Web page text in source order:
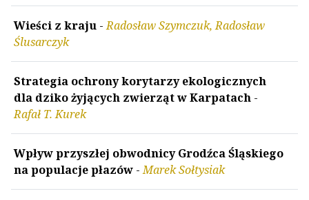
Wieści z kraju -Radosław Szymczuk, Radosław
Ślusarczyk
Strategia ochrony korytarzy ekologicznych
dla dziko żyjących zwierząt w Karpatach -
Rafał T. Kurek
Wpływ przyszłej obwodnicy Grodźca Śląskiego
na populacje płazów -Marek Sołtysiak